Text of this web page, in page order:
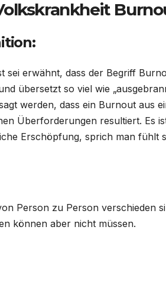
sei erwähnt, dass der Begriff
übersetzt so viel wie
werden, dass ein Burnout aus
Überforderungen resultiert. Es
Erschöpfung, sprich man fühlt
Person zu Person verschieden
können aber nicht müssen.